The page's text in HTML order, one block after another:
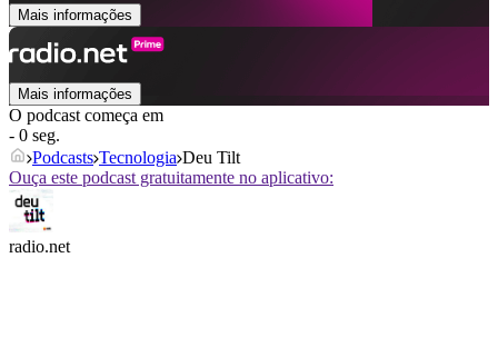
Mais informações
Mais informações
O podcast começa em
- 0 seg.
Podcasts Tecnologia Deu Tilt
Ouça este podcast gratuitamente no aplicativo:
radio.net